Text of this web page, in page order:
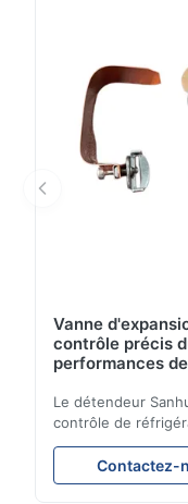
Entraînement
et options
Vanne
contrôle précis
performances
réfrigération de
Le détendeur
contrôle de
performance
réfrigération de
fourgonnettes
Contactez-